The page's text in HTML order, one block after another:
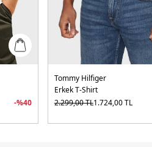
-%40
Tommy Hilfiger
Erkek T-Shirt
2.299,00TL1.724,00TL